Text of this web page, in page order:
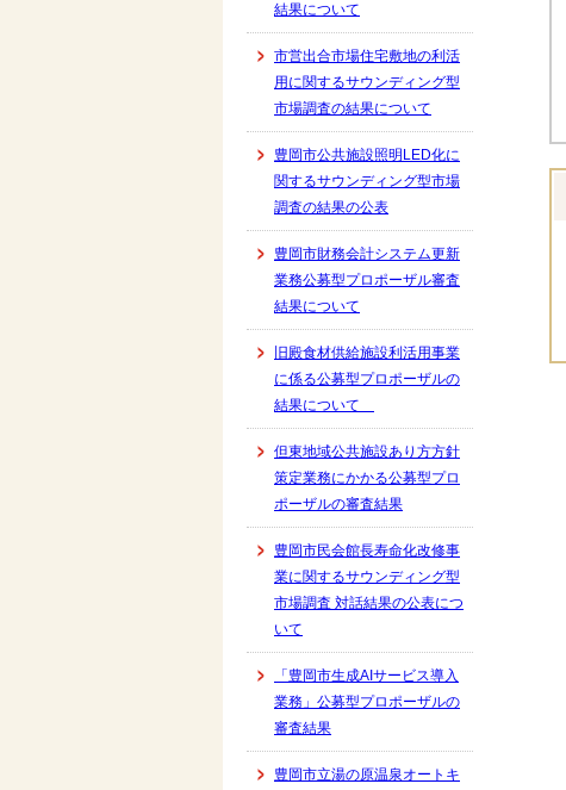
結果について
市営出合市場住宅敷地の利活
用に関するサウンディング型
市場調査の結果について
豊岡市公共施設照明LED化に
関するサウンディング型市場
調査の結果の公表
豊岡市財務会計システム更新
業務公募型プロポーザル審査
結果について
旧殿食材供給施設利活用事業
に係る公募型プロポーザルの
結果について
但東地域公共施設あり方方針
策定業務にかかる公募型プロ
ポーザルの審査結果
豊岡市民会館長寿命化改修事
業に関するサウンディング型
市場調査 対話結果の公表につ
いて
「豊岡市生成AIサービス導入
業務」公募型プロポーザルの
審査結果
豊岡市立湯の原温泉オートキ